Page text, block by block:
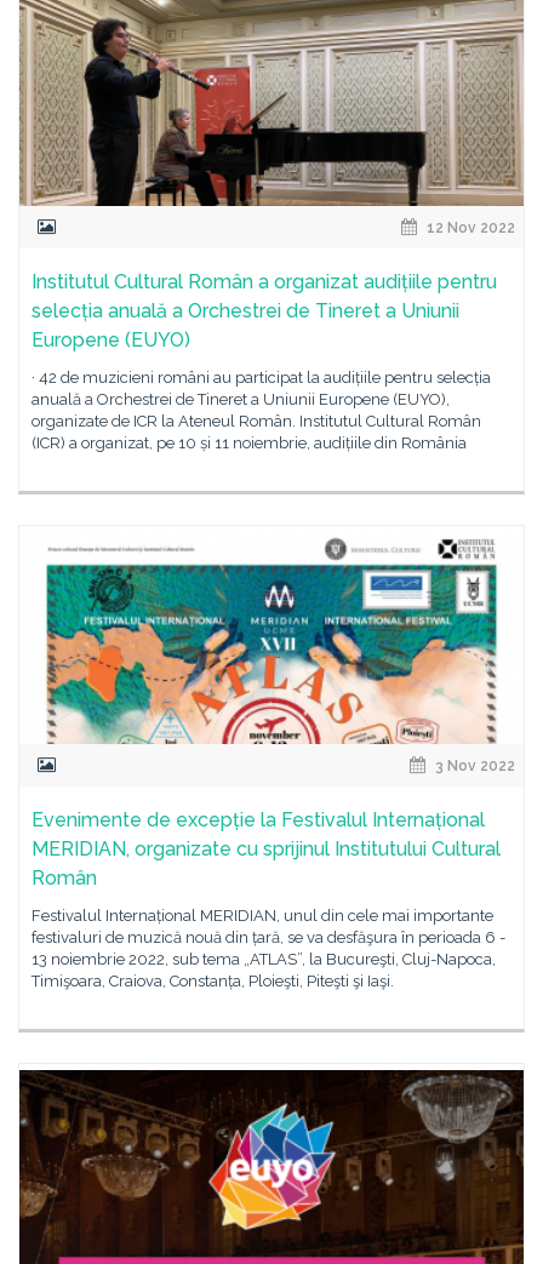
12 Nov 2022
Institutul Cultural Român a organizat audițiile pentru
selecția anuală a Orchestrei de Tineret a Uniunii
Europene (EUYO)
· 42 de muzicieni români au participat la audițiile pentru selecția
anuală a Orchestrei de Tineret a Uniunii Europene (EUYO),
organizate de ICR la Ateneul Român. Institutul Cultural Român
(ICR) a organizat, pe 10 și 11 noiembrie, audițiile din România
3 Nov 2022
Evenimente de excepție la Festivalul Internațional
MERIDIAN, organizate cu sprijinul Institutului Cultural
Român
Festivalul Internațional MERIDIAN, unul din cele mai importante
festivaluri de muzică nouă din țară, se va desfăşura în perioada 6 -
13 noiembrie 2022, sub tema „ATLAS”, la Bucureşti, Cluj-Napoca,
Timişoara, Craiova, Constanța, Ploieşti, Piteşti şi Iaşi.